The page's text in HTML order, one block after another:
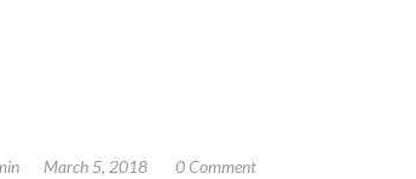
March 5, 2018 0 Comment